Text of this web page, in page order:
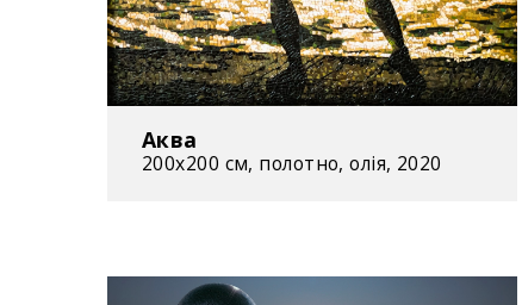
Аква
200х200 см, полотно, олія, 2020